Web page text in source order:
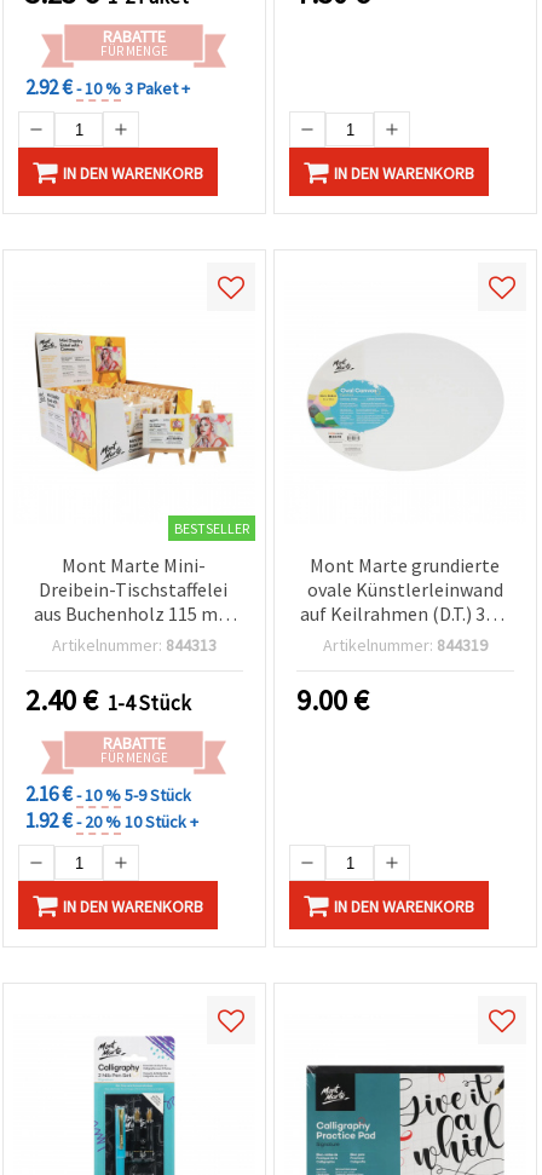
RABATTE
FÜR MENGE
2.92 €- 10 %3 Paket +
IN DEN WARENKORB IN DEN WARENKORB
BESTSELLER
Mont Marte Mini-
Dreibein-Tischstaffelei
aus Buchenholz 115 mm
mit Keilrahmen 6 x 8 cm
Artikelnummer: 844313
2.40€ 1-4 Stück
RABATTE
FÜR MENGE
2.16 €- 10 %5-9 Stück
1.92 €- 20 %10 Stück +
IN DEN WARENKORB
Mont Marte grundierte
ovale Künstlerleinwand
auf Keilrahmen (D.T.) 35,6
x 50,8 cm
Artikelnummer: 844319
9.00€
IN DEN WARENKORB